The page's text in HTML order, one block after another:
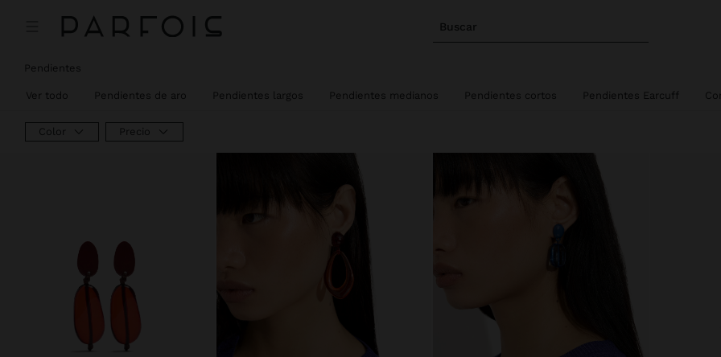
Buscar
Pendientes
Ver todo Pendientes de aro Pendientes largos Pendientes medianos Pendientes cortos Pendientes Earcuff
Color Precio